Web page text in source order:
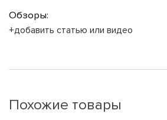
Обзоры:
+добавить статью или видео
Похожие товары